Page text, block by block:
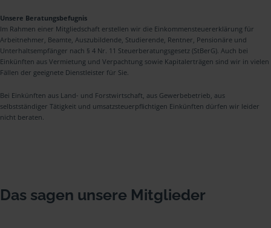
Unsere Beratungsbefugnis
Im Rahmen einer Mitgliedschaft erstellen wir die Einkommensteuererklärung für
Arbeitnehmer, Beamte, Auszubildende, Studierende, Rentner, Pensionäre und
Unterhaltsempfänger nach § 4 Nr. 11 Steuerberatungsgesetz (StBerG). Auch bei
Einkünften aus Vermietung und Verpachtung sowie Kapitalerträgen sind wir in vielen
Fällen der geeignete Dienstleister für Sie.
Bei Einkünften aus Land- und Forstwirtschaft, aus Gewerbebetrieb, aus
selbstständiger Tätigkeit und umsatzsteuerpflichtigen Einkünften dürfen wir leider
nicht beraten.
Das sagen unsere Mitglieder